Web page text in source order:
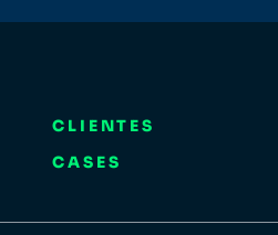
CLIENTES
CASES